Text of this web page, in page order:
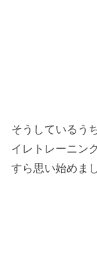
そうしているう
イレトレーニン
すら思い始めま